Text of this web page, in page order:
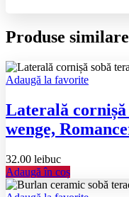
Produse similare
Adaugă la favorite
Laterală cornișă
wenge,
32.00 leibuc
Adaugă în coș